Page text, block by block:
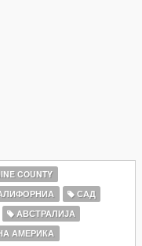
COUNTY
САД
АВСТРАЛИЈА
АМЕРИКА